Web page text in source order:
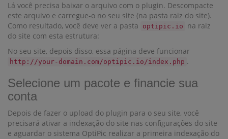
Lá você precisa baixar o arquivo com o plugin. Descompacte
este arquivo e carregue-o no seu site (na pasta raiz do site).
Como resultado, você deve ver a pasta
optipic.io
na raiz
do site com esta estrutura:
No seu site, depois disso, essa página deve funcionar
http://your-domain.com/optipic.io/index.php .
Selecione um pacote e financie sua
conta
Depois de fazer o upload do plugin para o seu site, você
precisará ativar a indexação do site nas configurações do site
e aguardar o sistema OptiPic realizar a primeira indexação do